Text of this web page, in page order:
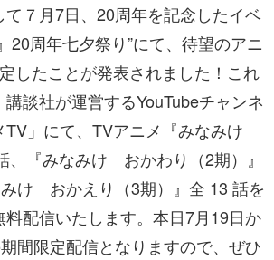
７月7日、20周年を記念したイベ
20周年七夕祭り”にて、待望のアニ
したことが発表されました！これ
談社が運営するYouTubeチャンネ
」にて、TVアニメ『みなみけ
、『みなみけ おかわり（2期）』
け おかえり（3期）』全 13 話を
配信いたします。本日7月19日か
間限定配信となりますので、ぜひ